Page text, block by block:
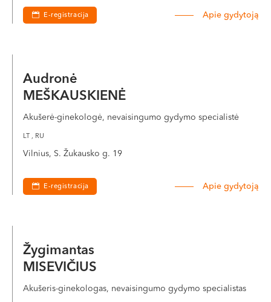
E-registracija Apie gydytoją
Audronė
MEŠKAUSKIENĖ
Akušerė-ginekologė, nevaisingumo gydymo specialistė
LT , RU
Vilnius, S. Žukausko g. 19
E-registracija Apie gydytoją
Žygimantas
MISEVIČIUS
Akušeris-ginekologas, nevaisingumo gydymo specialistas